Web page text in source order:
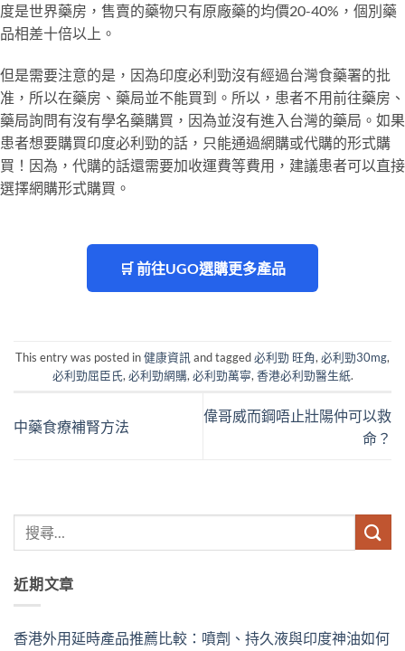
度是世界藥房，售賣的藥物只有原廠藥的均價20-40%，個別藥
品相差十倍以上。
但是需要注意的是，因為印度必利勁沒有經過台灣食藥署的批
准，所以在藥房、藥局並不能買到。所以，患者不用前往藥房、
藥局詢問有沒有學名藥購買，因為並沒有進入台灣的藥局。如果
患者想要購買印度必利勁的話，只能通過網購或代購的形式購
買！因為，代購的話還需要加收運費等費用，建議患者可以直接
選擇網購形式購買。
🛒 前往UGO選購更多產品
This entry was posted in健康資訊 and tagged必利勁 旺角, 必利勁30mg,
必利勁屈臣氏, 必利勁網購, 必利勁萬寧, 香港必利勁醫生紙.
中藥食療補腎方法
偉哥威而鋼唔止壯陽仲可以救
命？
近期文章
香港外用延時產品推薦比較：噴劑、持久液與印度神油如何